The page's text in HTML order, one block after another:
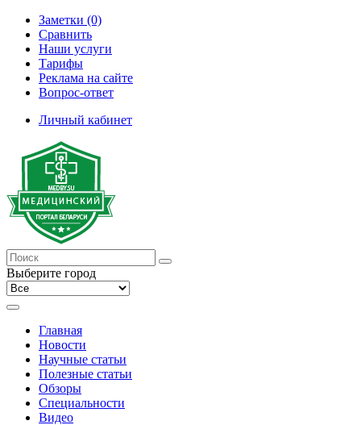
Заметки (0)
Сравнить
Наши услуги
Тарифы
Реклама на сайте
Вопрос-ответ
Личный кабинет
Выберите город
Главная
Новости
Научные статьи
Полезные статьи
Обзоры
Специальности
Видео